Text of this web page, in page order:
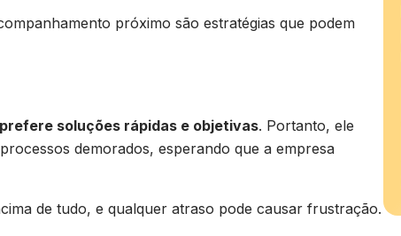
próximo são estratégias que podem
prefere soluções rápidas e objetivas. Portanto, ele
demorados, esperando que a empresa
de tudo, e qualquer atraso pode causar frustração.